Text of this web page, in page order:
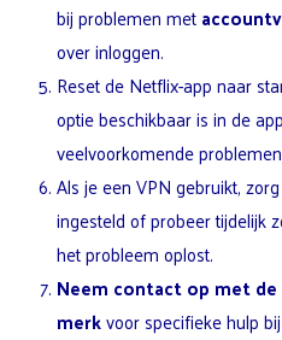
bij problemen met
over inloggen.
Reset de Netflix-app naar
optie beschikbaar is in de
veelvoorkomende
Als je een VPN gebruikt,
ingesteld of probeer tijdelijk
het probleem oplost.
Neem contact op met de
merkvoor specifieke hulp